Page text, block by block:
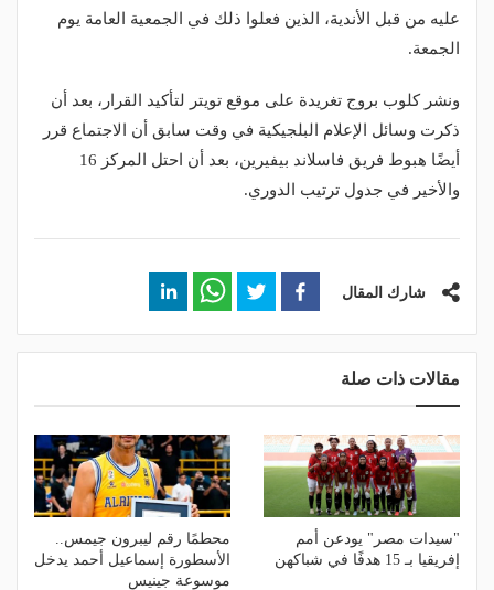
عليه من قبل الأندية، الذين فعلوا ذلك في الجمعية العامة يوم
الجمعة.
ونشر كلوب بروج تغريدة على موقع تويتر لتأكيد القرار، بعد أن
ذكرت وسائل الإعلام البلجيكية في وقت سابق أن الاجتماع قرر
أيضًا هبوط فريق فاسلاند بيفيرين، بعد أن احتل المركز 16
والأخير في جدول ترتيب الدوري.
شارك المقال
مقالات ذات صلة
"سيدات مصر" يودعن أمم
إفريقيا بـ 15 هدفًا في شباكهن
محطمًا رقم ليبرون جيمس..
الأسطورة إسماعيل أحمد يدخل
موسوعة جينيس